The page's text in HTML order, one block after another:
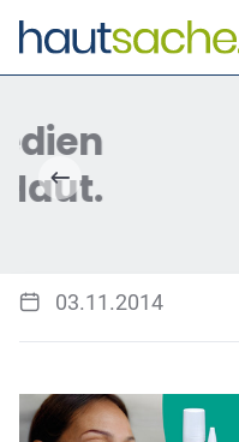
03.11.2014